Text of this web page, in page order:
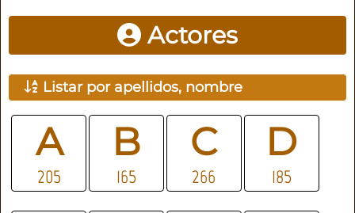
Actores
Listar por apellidos, nombre
A
205
B
165
C
266
D
185